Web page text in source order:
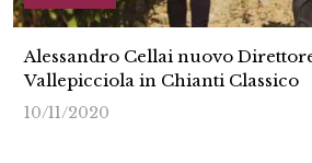
Alessandro Cellai nuovo
Vallepicciola in Chianti Classico
10/11/2020